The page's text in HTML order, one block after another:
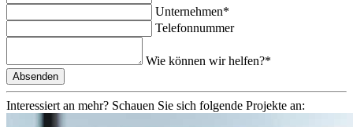
Unternehmen*
Telefonnummer
Wie können wir helfen?*
Interessiert an mehr? Schauen Sie sich folgende Projekte an: